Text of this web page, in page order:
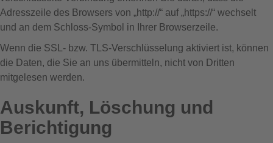
Adresszeile des Browsers von „http://“ auf „https://“ wechselt
und an dem Schloss-Symbol in Ihrer Browserzeile.
Wenn die SSL- bzw. TLS-Verschlüsselung aktiviert ist, können
die Daten, die Sie an uns übermitteln, nicht von Dritten
mitgelesen werden.
Auskunft, Löschung und
Berichtigung